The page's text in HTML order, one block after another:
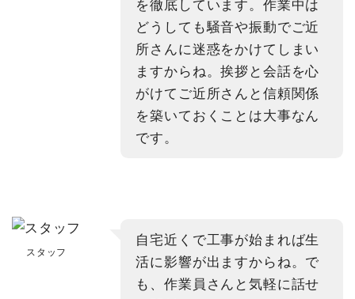
を徹底しています。作業中は
どうしても騒音や振動でご近
所さんに迷惑をかけてしまい
ますからね。挨拶と会話を心
がけてご近所さんと信頼関係
を築いておくことは大事なん
です。
スタッフ
自宅近くで工事が始まれば生
活に影響が出ますからね。で
も、作業員さんと気軽に話せ